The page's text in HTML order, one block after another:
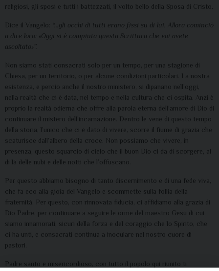
religiosi, gli sposi e tutti i battezzati, il volto bello della Sposa di Cristo.
Dice il Vangelo: “…gli occhi di tutti erano fissi su di lui. Allora cominciò
a dire loro: «Oggi si è compiuta questa Scrittura che voi avete
ascoltato»”.
Non siamo stati consacrati solo per un tempo, per una stagione di
Chiesa, per un territorio, o per alcune condizioni particolari. La nostra
esistenza, e perciò anche il nostro ministero, si dipanano nell’oggi,
nella realtà che ci è data, nel tempo e nella cultura che ci ospita. Anzi è
proprio la realtà odierna che offre alla parola eterna dell’amore di Dio di
continuare il mistero dell’incarnazione. Dentro le vene di questo tempo
della storia, l’unico che ci è dato di vivere, scorre il fiume di grazia che
scaturisce dall’albero della croce. Non possiamo che vivere, in
presenza, questo squarcio di cielo che il buon Dio ci da di scorgere, al
di là delle nubi e delle notti che l’offuscano.
Per questo abbiamo bisogno di tanto discernimento e di una fede viva,
che fa eco alla gioia del Vangelo e scommette sulla follia della
fraternità. Per questo, con rinnovata fiducia, ci affidiamo alla grazia di
Dio Padre, per continuare a seguire le orme del maestro Gesù di cui
siamo innamorati, sicuri della forza e del coraggio che lo Spirito, che
ci ha unti, e consacrati continua a inoculare nel nostro cuore di
pastori.
Padre santo e misericordioso, con tutto il popolo qui riunito ti